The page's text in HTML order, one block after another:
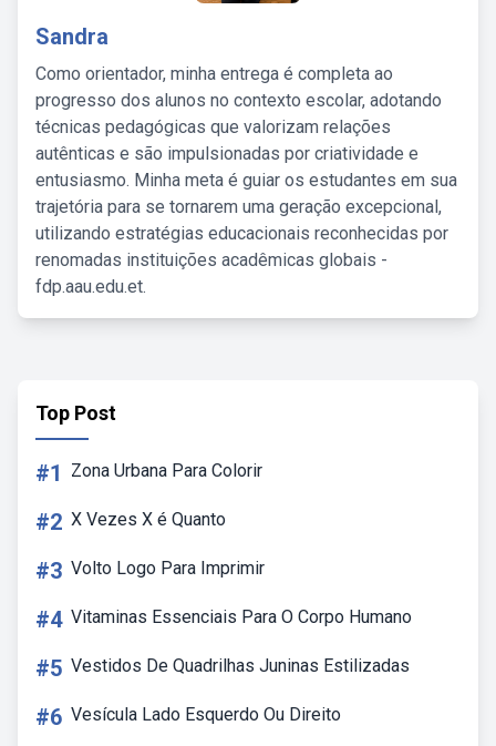
Sandra
Como orientador, minha entrega é completa ao
progresso dos alunos no contexto escolar, adotando
técnicas pedagógicas que valorizam relações
autênticas e são impulsionadas por criatividade e
entusiasmo. Minha meta é guiar os estudantes em sua
trajetória para se tornarem uma geração excepcional,
utilizando estratégias educacionais reconhecidas por
renomadas instituições acadêmicas globais -
fdp.aau.edu.et.
Top Post
#1 Zona Urbana Para Colorir
#2 X Vezes X é Quanto
#3 Volto Logo Para Imprimir
#4 Vitaminas Essenciais Para O Corpo Humano
#5 Vestidos De Quadrilhas Juninas Estilizadas
#6 Vesícula Lado Esquerdo Ou Direito